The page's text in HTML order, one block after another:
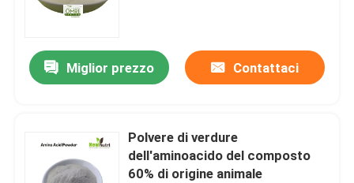
Miglior prezzo Contattaci
Polvere di verdure
dell'aminoacido del composto
60% di origine animale